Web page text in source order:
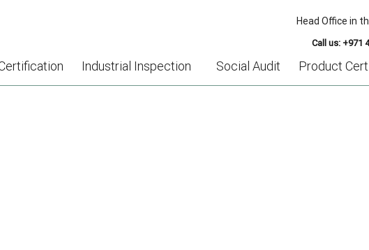
Head Office in
Call us: +971
Industrial Inspection Social Audit Product